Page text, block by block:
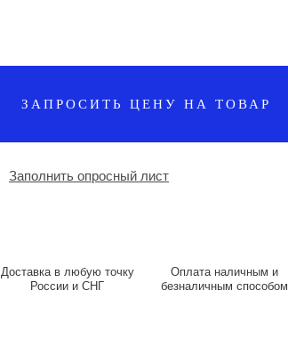
ЗАПРОСИТЬ ЦЕНУ НА ТОВАР
Заполнить опросный лист
Доставка в любую точку
России и СНГ
Оплата наличным и
безналичным способом